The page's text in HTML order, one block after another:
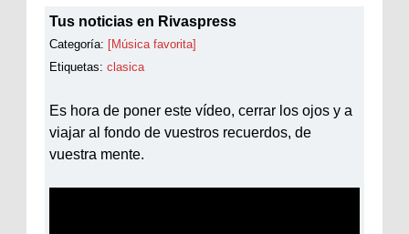
Tus noticias en Rivaspress
Categoría: [Música favorita]
Etiquetas: clasica
Es hora de poner este vídeo, cerrar los ojos y a
viajar al fondo de vuestros recuerdos, de
vuestra mente.